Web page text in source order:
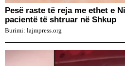
Pesë raste të reja me ethet e
pacientë të shtruar në Shkup
Burimi: lajmpress.org